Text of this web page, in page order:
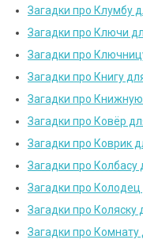
Загадки про Клумбу
Загадки про Ключи
Загадки про
Загадки про Книгу
Загадки про
Загадки про Ковёр
Загадки про Коврик
Загадки про Колбасу
Загадки про Колодец
Загадки про Коляску
Загадки про Комнату